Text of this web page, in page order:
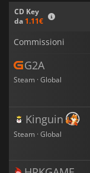
CD Key
da 1.11€
Commissioni
G2A
Steam · Global
Kinguin
Steam · Global